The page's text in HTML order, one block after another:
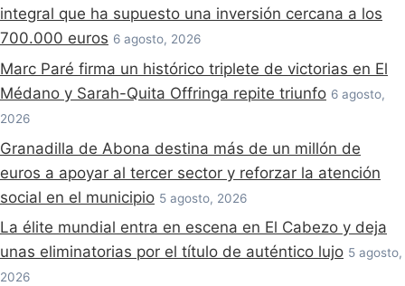
integral que ha supuesto una inversión cercana a los
700.000 euros 6 agosto, 2026
Marc Paré firma un histórico triplete de victorias en El
Médano y Sarah-Quita Offringa repite triunfo 6 agosto,
2026
Granadilla de Abona destina más de un millón de
euros a apoyar al tercer sector y reforzar la atención
social en el municipio 5 agosto, 2026
La élite mundial entra en escena en El Cabezo y deja
unas eliminatorias por el título de auténtico lujo 5 agosto,
2026